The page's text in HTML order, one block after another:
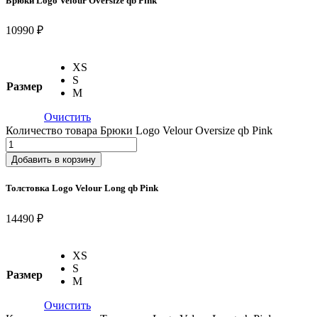
10990 ₽
Размер
XS
S
M
Очистить
Количество товара Брюки Logo Velour Oversize qb Pink
Добавить в корзину
Толстовка Logo Velour Long qb Pink
14490 ₽
Размер
XS
S
M
Очистить